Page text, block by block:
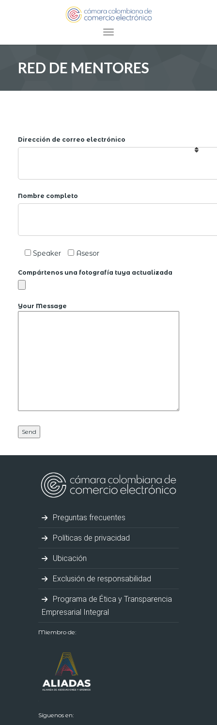
Toggle navigation
RED DE MENTORES
Dirección de correo electrónico
Nombre completo
Speaker Asesor
Compártenos una fotografía tuya actualizada
Your Message
Preguntas frecuentes
Políticas de privacidad
Ubicación
Exclusión de responsabilidad
Programa de Ética y Transparencia
Empresarial Integral
Miembro de:
Síguenos en: